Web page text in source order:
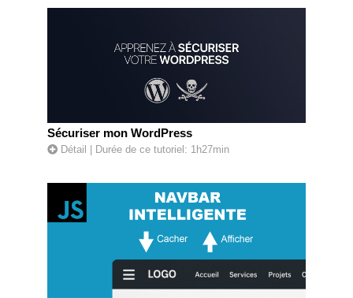
Sécuriser mon WordPress
Détail | Durée de ce tutoriel: 1h27min